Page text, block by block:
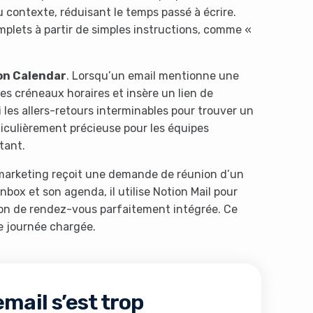
réduisant le temps passé à écrire.
à partir de simples instructions, comme «
Calendar. Lorsqu’un email mentionne une
créneaux horaires et insère un lien de
allers-retours interminables pour trouver un
précieuse pour les équipes
reçoit une demande de réunion d’un
et son agenda, il utilise Notion Mail pour
de rendez-vous parfaitement intégrée. Ce
journée chargée.
s’est trop